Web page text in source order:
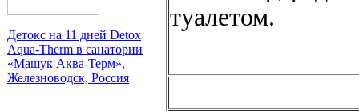
Детокс на 11 дней Detox
Aqua-Therm в санатории
«Машук Аква-Терм»,
Железноводск, Россия
туалетом.